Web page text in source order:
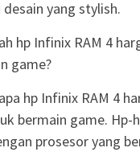
yang stylish.
hp Infinix RAM 4
game?
hp Infinix RAM 4
bermain game. Hp-
prosesor yang